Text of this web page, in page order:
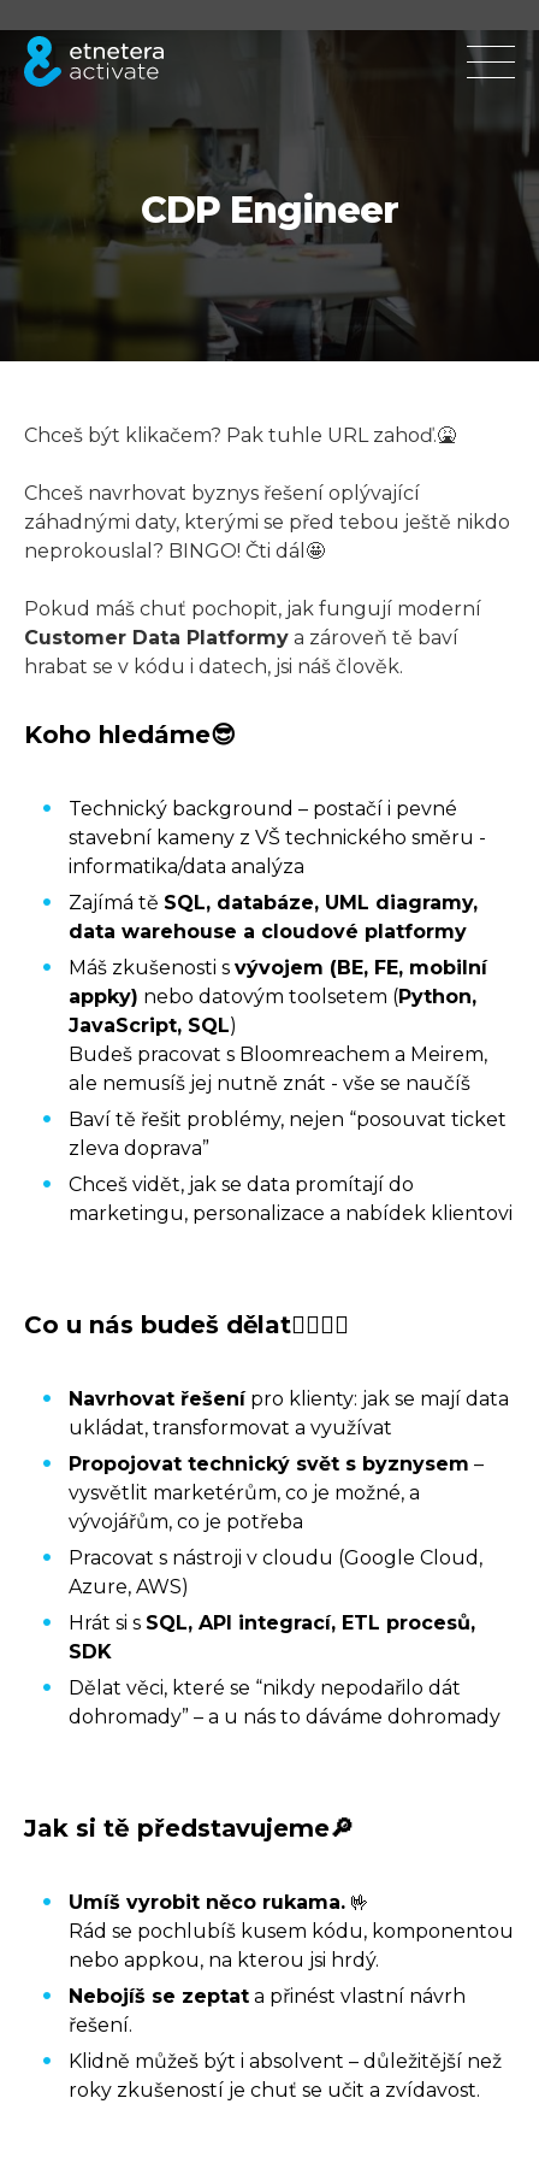
CDP Engineer
Chceš být klikačem? Pak tuhle URL zahoď.🤮
Chceš navrhovat byznys řešení oplývající
záhadnými daty, kterými se před tebou ještě nikdo
neprokouslal? BINGO! Čti dál🤩
Pokud máš chuť pochopit, jak fungují moderní
Customer Data Platformy a zároveň tě baví
hrabat se v kódu i datech, jsi náš člověk.
Koho hledáme😎
Technický background – postačí i pevné
stavební kameny z VŠ technického směru -
informatika/data analýza
Zajímá tě SQL, databáze, UML diagramy,
data warehouse a cloudové platformy
Máš zkušenosti s vývojem (BE, FE, mobilní
appky) nebo datovým toolsetem (Python,
JavaScript, SQL)
Budeš pracovat s Bloomreachem a Meirem,
ale nemusíš jej nutně znát - vše se naučíš
Baví tě řešit problémy, nejen “posouvat ticket
zleva doprava”
Chceš vidět, jak se data promítají do
marketingu, personalizace a nabídek klientovi
Co u nás budeš dělat🤷‍♀️🤷‍♂️
Navrhovat řešenípro klienty: jak se mají data
ukládat, transformovat a využívat
Propojovat technický svět s byznysem –
vysvětlit marketérům, co je možné, a
vývojářům, co je potřeba
Pracovat s nástroji v cloudu (Google Cloud,
Azure, AWS)
Hrát si s SQL, API integrací, ETL procesů,
SDK
Dělat věci, které se “nikdy nepodařilo dát
dohromady” – a u nás to dáváme dohromady
Jak si tě představujeme🔎
Umíš vyrobit něco rukama. 🤟
Rád se pochlubíš kusem kódu, komponentou
nebo appkou, na kterou jsi hrdý.
Nebojíš se zeptat a přinést vlastní návrh
řešení.
Klidně můžeš být i absolvent – důležitější než
roky zkušeností je chuť se učit a zvídavost.